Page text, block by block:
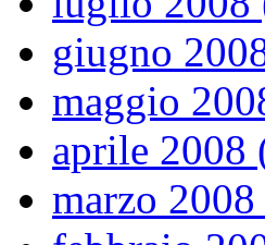
giugno
maggio
aprile 2008
marzo